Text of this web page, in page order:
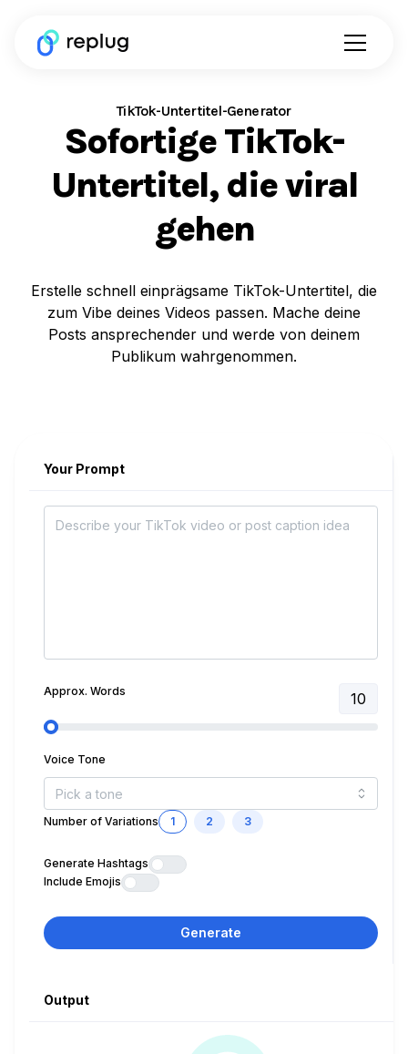
TikTok-Untertitel-Generator
Sofortige TikTok-
Untertitel, die viral
gehen
Erstelle schnell einprägsame TikTok-Untertitel, die
zum Vibe deines Videos passen. Mache deine
Posts ansprechender und werde von deinem
Publikum wahrgenommen.
Your Prompt
Approx. Words 10
Voice Tone
Number of Variations 1 2 3
Generate Hashtags
Include Emojis
Generate
Output